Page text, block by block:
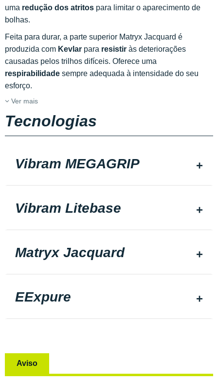
uma redução dos atritos para limitar o aparecimento de
bolhas.
Feita para durar, a parte superior Matryx Jacquard é
produzida com Kevlar para resistir às deteriorações
causadas pelos trilhos difíceis. Oferece uma
respirabilidade sempre adequada à intensidade do seu
esforço.
Ver mais
Tecnologias
Vibram MEGAGRIP
Vibram Litebase
Matryx Jacquard
EExpure
Aviso